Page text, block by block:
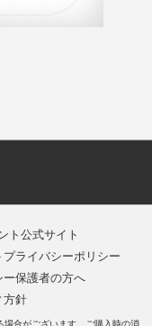
ト公式サイト
プライバシーポリシー
ー保護者の方へ
方針
合がございます。ご購入時の消